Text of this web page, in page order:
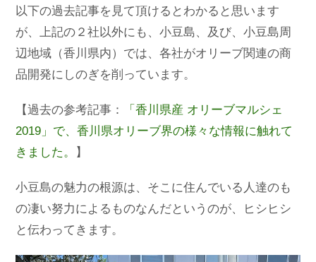
以下の過去記事を見て頂けるとわかると思います
が、上記の２社以外にも、小豆島、及び、小豆島周
辺地域（香川県内）では、各社がオリーブ関連の商
品開発にしのぎを削っています。
【過去の参考記事：
「香川県産 オリーブマルシェ
2019」で、香川県オリーブ界の様々な情報に触れて
きました。
】
小豆島の魅力の根源は、そこに住んでいる人達のも
の凄い努力によるものなんだというのが、ヒシヒシ
と伝わってきます。